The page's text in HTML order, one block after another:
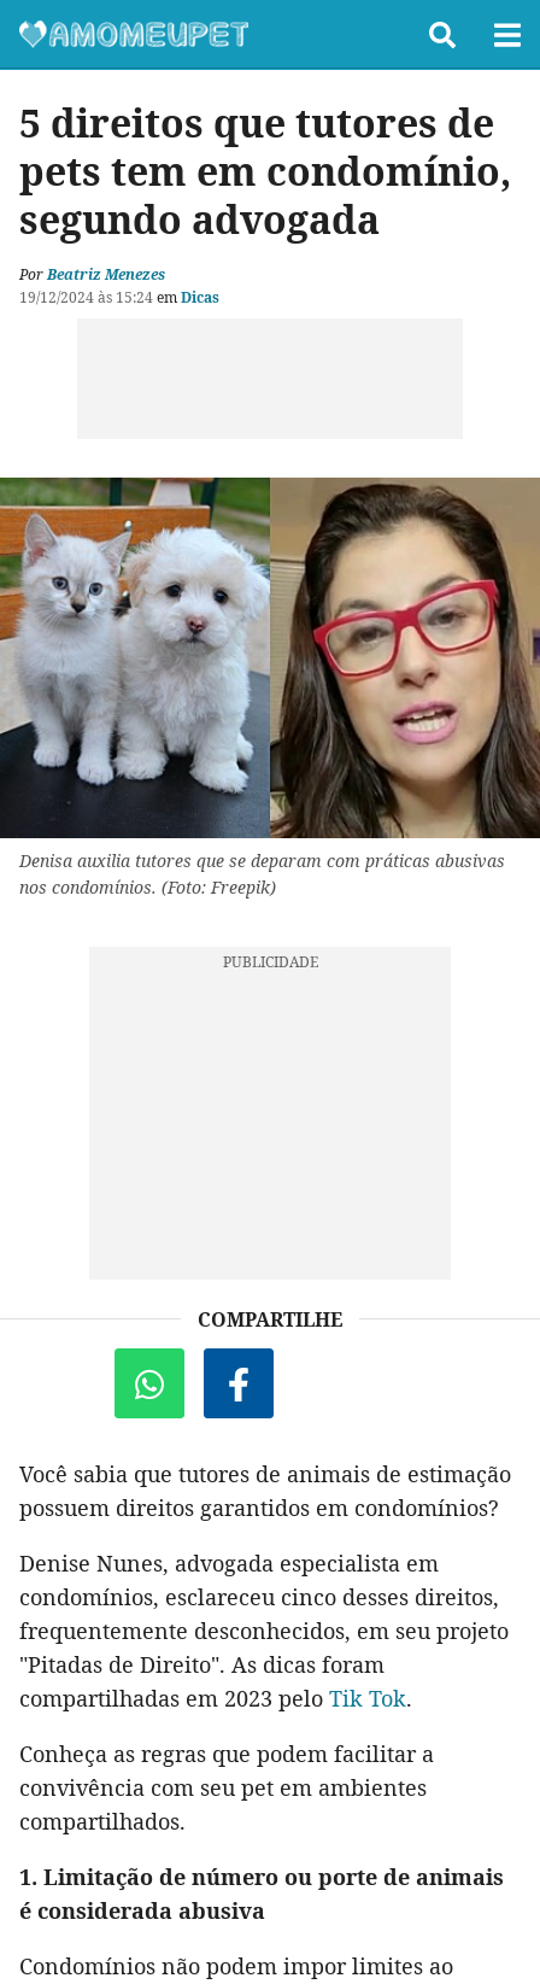
5 direitos que tutores de
pets tem em condomínio,
segundo advogada
PorBeatriz Menezes
19/12/2024 às 15:24emDicas
Denisa auxilia tutores que se deparam com práticas abusivas
nos condomínios. (Foto: Freepik)
COMPARTILHE
Você sabia que tutores de animais de estimação
possuem direitos garantidos em condomínios?
Denise Nunes, advogada especialista em
condomínios, esclareceu cinco desses direitos,
frequentemente desconhecidos, em seu projeto
"Pitadas de Direito". As dicas foram
compartilhadas em 2023 pelo Tik Tok.
Conheça as regras que podem facilitar a
convivência com seu pet em ambientes
compartilhados.
1. Limitação de número ou porte de animais
é considerada abusiva
Condomínios não podem impor limites ao